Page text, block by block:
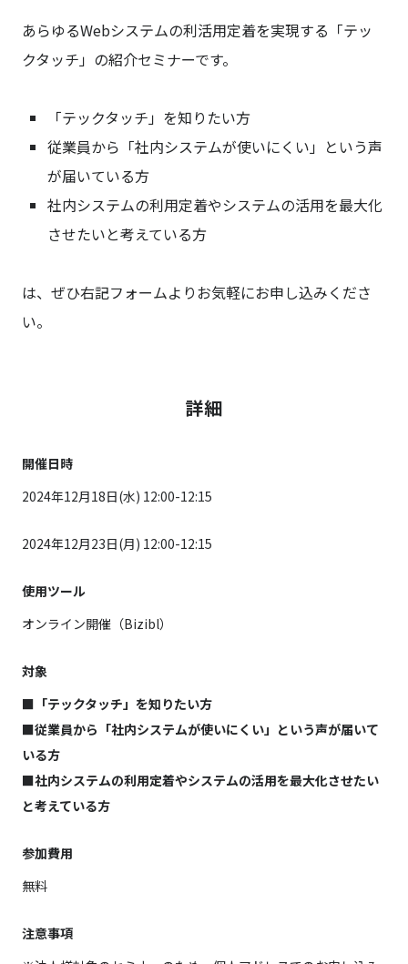
あらゆるWebシステムの利活用定着を実現する「テッ
クタッチ」の紹介セミナーです。
「テックタッチ」を知りたい方
従業員から「社内システムが使いにくい」という声
が届いている方
社内システムの利用定着やシステムの活用を最大化
させたいと考えている方
は、ぜひ右記フォームよりお気軽にお申し込みくださ
い。
詳細
開催日時
2024年12月18日(水) 12:00-12:15
2024年12月23日(月) 12:00-12:15
使用ツール
オンライン開催（Bizibl）
対象
■「テックタッチ」を知りたい方
■従業員から「社内システムが使いにくい」という声が届いて
いる方
■社内システムの利用定着やシステムの活用を最大化させたい
と考えている方
参加費用
無料
注意事項